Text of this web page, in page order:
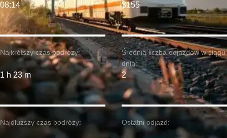
Najkrótszy czas podróży:
1 h 23 m
08:14
Najdłuższy czas podróży:
$155
Średnia liczba odjazdów w ciągu
dnia:
2
Ostatni odjazd: